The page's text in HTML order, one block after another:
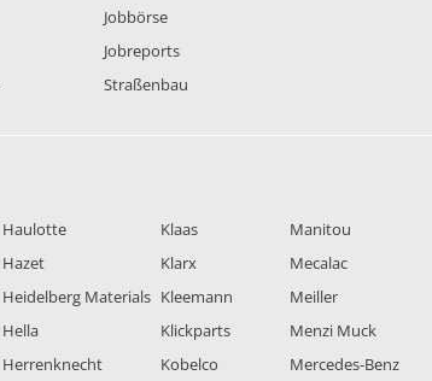
Jobbörse
Jobreports
Straßenbau
Haulotte
Hazet
Heidelberg Materials
Hella
Herrenknecht
Klaas
Klarx
Kleemann
Klickparts
Kobelco
Manitou
Mecalac
Meiller
Menzi Muck
Mercedes-Benz